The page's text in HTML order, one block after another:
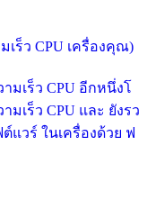
เร็ว CPU เครื่องคุณ)
มเร็ว CPU อีกหนึ่งโ
เร็ว CPU และ ยังรว
แวร์ ในเครื่องด้วย ฟ